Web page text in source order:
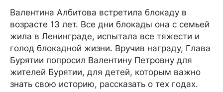
Валентина Албитова встретила блокаду в
возрасте 13 лет. Все дни блокады она с семьей
жила в Ленинграде, испытала все тяжести и
голод блокадной жизни. Вручив награду, Глава
Бурятии попросил Валентину Петровну для
жителей Бурятии, для детей, которым важно
знать свою историю, рассказать о тех годах.